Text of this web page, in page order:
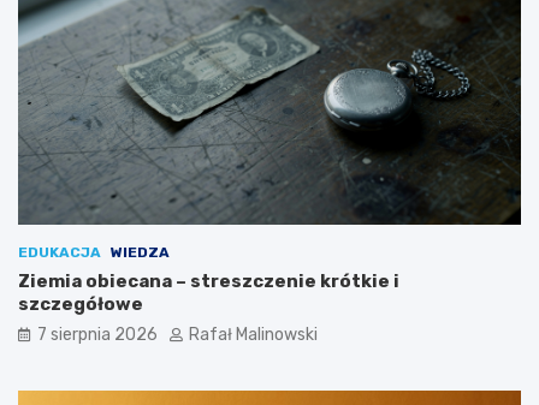
EDUKACJA WIEDZA
Ziemia obiecana – streszczenie krótkie i
szczegółowe
7 sierpnia 2026 Rafał Malinowski